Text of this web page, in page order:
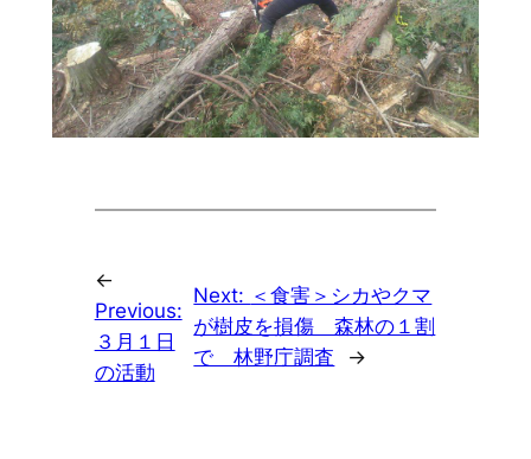
←
Previous:
３月１日
の活動
Next: ＜食害＞シカやクマ
が樹皮を損傷 森林の１割
で 林野庁調査
→